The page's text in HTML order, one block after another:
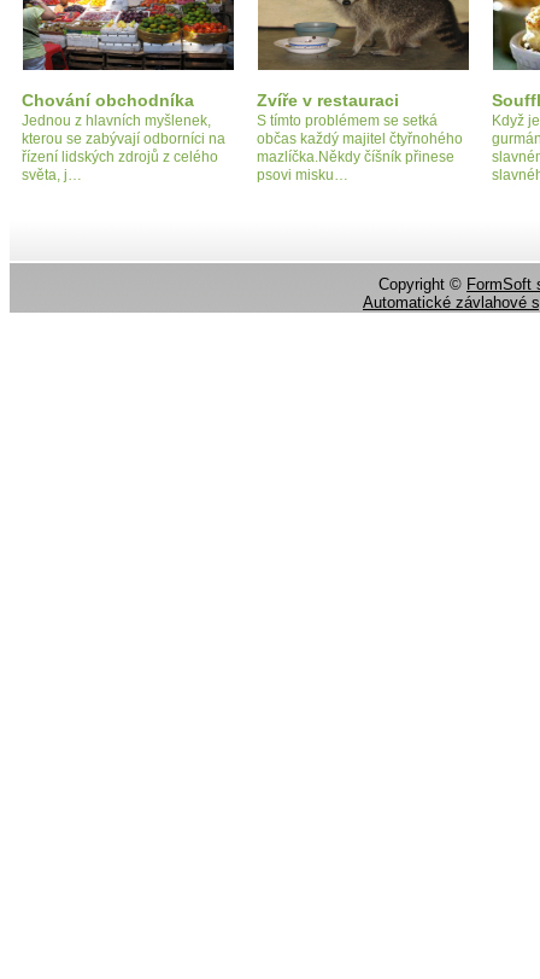
Chování obchodníka
Jednou z hlavních myšlenek,
kterou se zabývají odborníci na
řízení lidských zdrojů z celého
světa, j…
Zvíře v restauraci
S tímto problémem se setká
občas každý majitel čtyřnohého
mazlíčka.Někdy číšník přinese
psovi misku…
Když
Copyright © FormSoft
Automatické závlahové